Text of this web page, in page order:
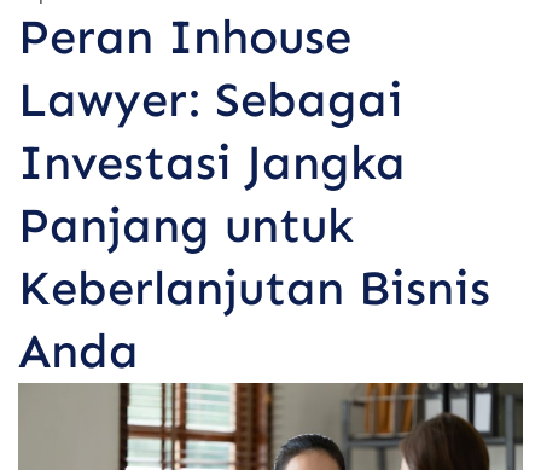
Peran Inhouse
Lawyer: Sebagai
Investasi Jangka
Panjang untuk
Keberlanjutan Bisnis
Anda